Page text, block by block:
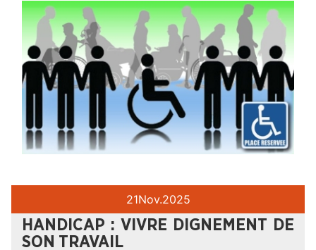
21Nov.2025
HANDICAP : VIVRE DIGNEMENT DE
SON TRAVAIL